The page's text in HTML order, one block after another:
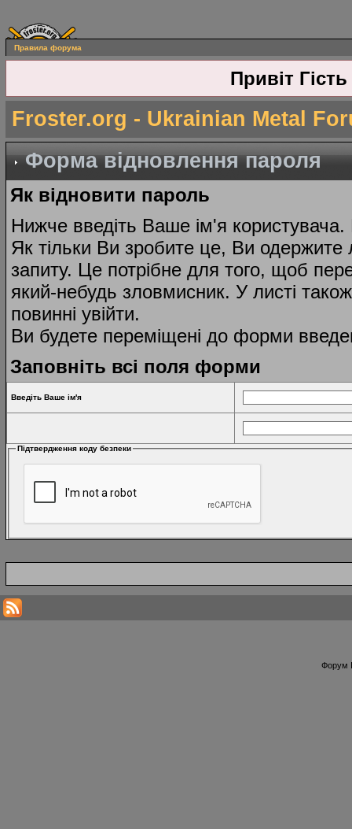
Правила форума
Привіт Гість
Froster.org - Ukrainian Metal
Форма відновлення пароля
Як відновити пароль
Нижче введіть Ваше ім'я
Як тільки Ви зробите це, Ви
запиту. Це потрібне для того, щоб
який-небудь зловмисник. У листі
повинні увійти.
Ви будете переміщені до форми
Заповніть всі поля форми
Введіть Ваше ім'я
Підтвердження коду безпеки
Форум